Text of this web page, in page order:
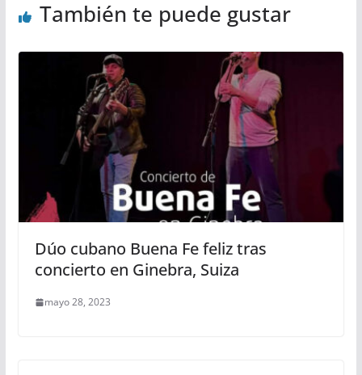
También te puede gustar
Dúo cubano Buena Fe feliz tras
concierto en Ginebra, Suiza
mayo 28, 2023